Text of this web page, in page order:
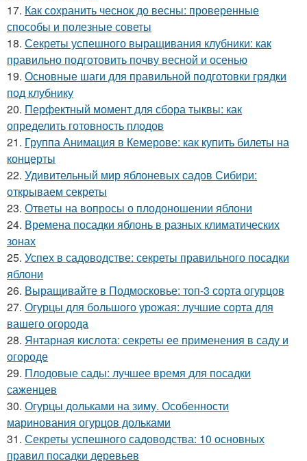
17. Как сохранить чеснок до весны: проверенные
способы и полезные советы
18. Секреты успешного выращивания клубники: как
правильно подготовить почву весной и осенью
19. Основные шаги для правильной подготовки грядки
под клубнику
20. Перфектный момент для сбора тыквы: как
определить готовность плодов
21. Группа Анимация в Кемерове: как купить билеты на
концерты
22. Удивительный мир яблоневых садов Сибири:
открываем секреты
23. Ответы на вопросы о плодоношении яблони
24. Времена посадки яблонь в разных климатических
зонах
25. Успех в садоводстве: секреты правильного посадки
яблони
26. Выращивайте в Подмосковье: топ-3 сорта огурцов
27. Огурцы для большого урожая: лучшие сорта для
вашего огорода
28. Янтарная кислота: секреты ее применения в саду и
огороде
29. Плодовые сады: лучшее время для посадки
саженцев
30. Огурцы дольками на зиму. Особенности
маринования огурцов дольками
31. Секреты успешного садоводства: 10 основных
правил посадки деревьев